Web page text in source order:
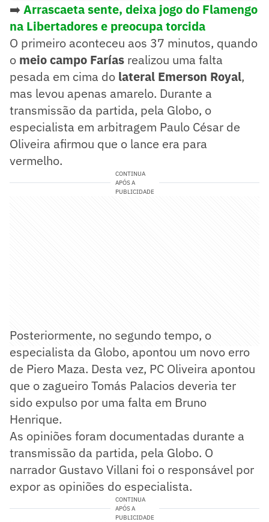
➡️ Arrascaeta sente, deixa jogo do Flamengo
na Libertadores e preocupa torcida
O primeiro aconteceu aos 37 minutos, quando
o meio campo Farías realizou uma falta
pesada em cima do lateral Emerson Royal,
mas levou apenas amarelo. Durante a
transmissão da partida, pela Globo, o
especialista em arbitragem Paulo César de
Oliveira afirmou que o lance era para
vermelho.
CONTINUA
APÓS A
PUBLICIDADE
Posteriormente, no segundo tempo, o
especialista da Globo, apontou um novo erro
de Piero Maza. Desta vez, PC Oliveira apontou
que o zagueiro Tomás Palacios deveria ter
sido expulso por uma falta em Bruno
Henrique.
As opiniões foram documentadas durante a
transmissão da partida, pela Globo. O
narrador Gustavo Villani foi o responsável por
expor as opiniões do especialista.
CONTINUA
APÓS A
PUBLICIDADE